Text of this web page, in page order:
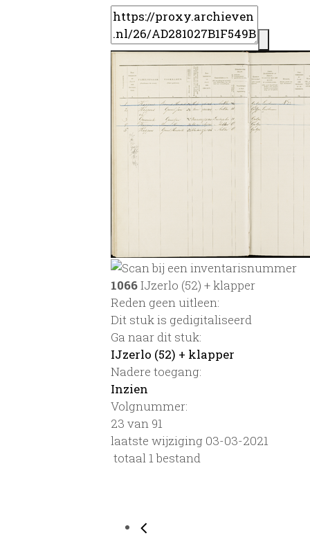
1066IJzerlo (52) + klapper
Reden geen uitleen:
Dit stuk is gedigitaliseerd
Ga naar dit stuk:
IJzerlo (52) + klapper
Nadere toegang:
Inzien
Volgnummer:
23 van 91
laatste wijziging 03-03-2021
totaal 1 bestand